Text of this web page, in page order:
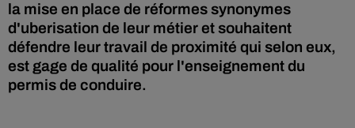
la mise en place de réformes synonymes
d'uberisation de leur métier et souhaitent
défendre leur travail de proximité qui selon eux,
est gage de qualité pour l'enseignement du
permis de conduire.